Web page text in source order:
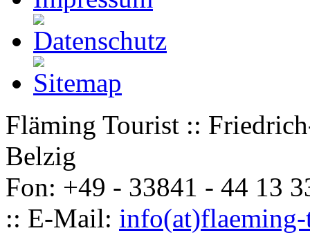
Fläming Tourist ::
Belzig
Fon: +49 - 33841 - 44 13
:: E-Mail: